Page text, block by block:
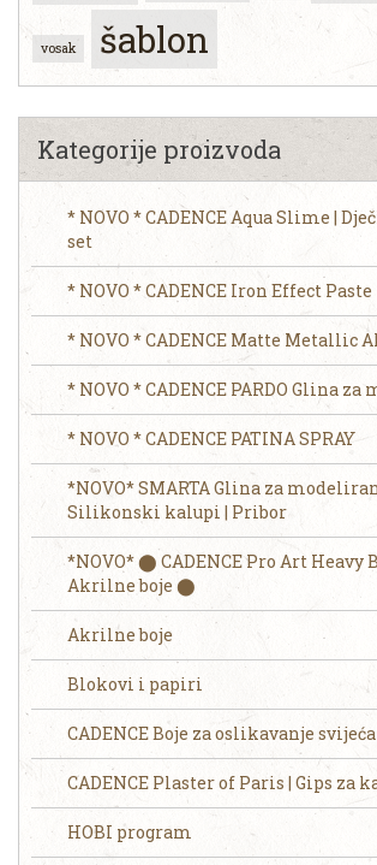
vosak šablon
Kategorije proizvoda
* NOVO * CADENCE Aqua Slime |
set
* NOVO * CADENCE Iron Effect Paste
* NOVO * CADENCE Matte Metallic
* NOVO * CADENCE PARDO Glina
* NOVO * CADENCE PATINA SPRAY
*NOVO* SMARTA Glina za
Silikonski kalupi | Pribor
*NOVO* ⬤ CADENCE Pro Art Heavy
Akrilne boje ⬤
Akrilne boje
Blokovi i papiri
CADENCE Boje za oslikavanje svijeća
CADENCE Plaster of Paris | Gips za
HOBI program